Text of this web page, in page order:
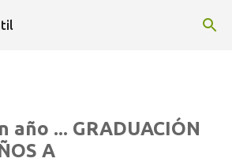
contenido principal
año ... GRADUACIÓN
A